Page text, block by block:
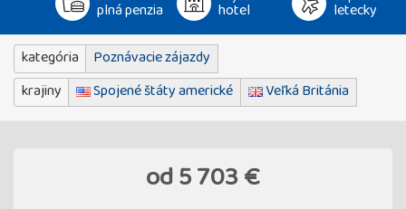
plná penzia hotel letecky
kategória
Poznávacie zájazdy
krajiny
Spojené štáty americké Veľká Británia
od5 703 €